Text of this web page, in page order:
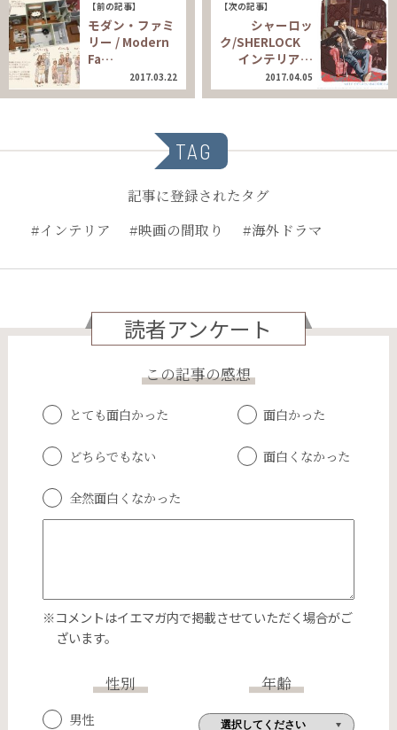
【前の記事】
モダン・ファミ
リー / Modern
Fa…
2017.03.22
【次の記事】
シャーロッ
ク/SHERLOCK
インテリア…
2017.04.05
TAG
記事に登録されたタグ
#インテリア
#映画の間取り #海外ドラマ
読者アンケート
この記事の感想
とても面白かった 面白かった
どちらでもない 面白くなかった
全然面白くなかった
※コメントはイエマガ内で掲載させていただく場合がご
ざいます。
性別
男性
年齢